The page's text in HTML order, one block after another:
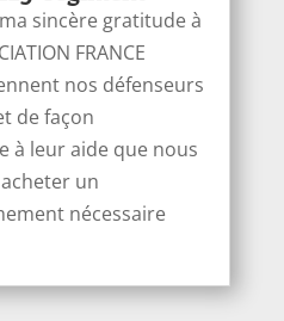
sincère gratitude à
FRANCE
nos défenseurs
de façon
à leur aide que nous
un
nécessaire